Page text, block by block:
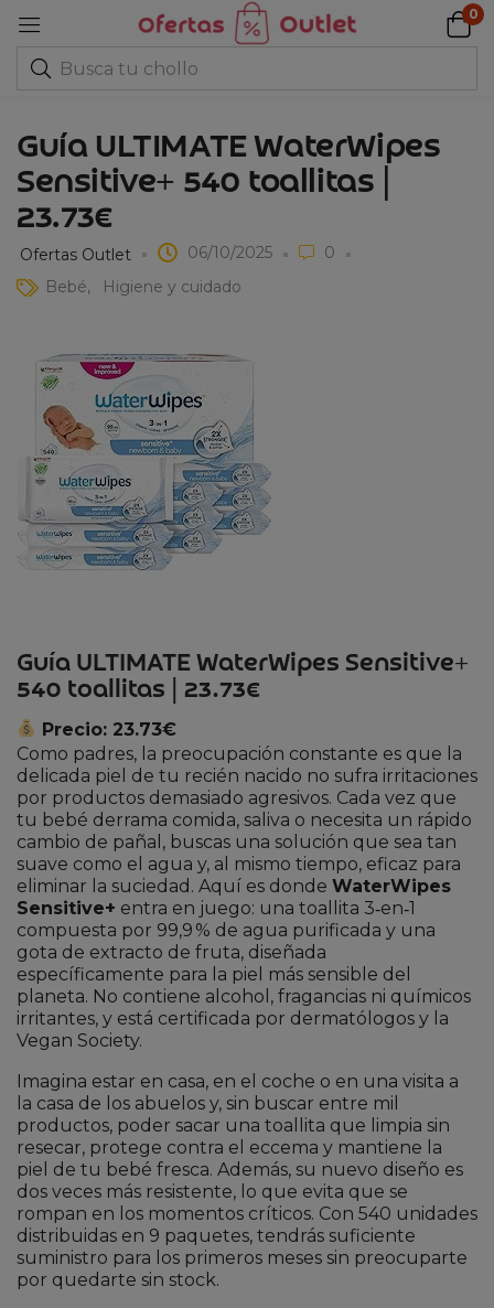
0
Guía ULTIMATE WaterWipes
Sensitive+ 540 toallitas |
23.73€
Ofertas Outlet 06/10/2025
0
Bebé
Higiene y cuidado
Guía ULTIMATE WaterWipes Sensitive+
540 toallitas | 23.73€
Precio: 23.73€
Como padres, la preocupación constante es que la
delicada piel de tu recién nacido no sufra irritaciones
por productos demasiado agresivos. Cada vez que
tu bebé derrama comida, saliva o necesita un rápido
cambio de pañal, buscas una solución que sea tan
suave como el agua y, al mismo tiempo, eficaz para
eliminar la suciedad. Aquí es donde WaterWipes
Sensitive+ entra en juego: una toallita 3‑en‑1
compuesta por 99,9 % de agua purificada y una
gota de extracto de fruta, diseñada
específicamente para la piel más sensible del
planeta. No contiene alcohol, fragancias ni químicos
irritantes, y está certificada por dermatólogos y la
Vegan Society.
Imagina estar en casa, en el coche o en una visita a
la casa de los abuelos y, sin buscar entre mil
productos, poder sacar una toallita que limpia sin
resecar, protege contra el eccema y mantiene la
piel de tu bebé fresca. Además, su nuevo diseño es
dos veces más resistente, lo que evita que se
rompan en los momentos críticos. Con 540 unidades
distribuidas en 9 paquetes, tendrás suficiente
suministro para los primeros meses sin preocuparte
por quedarte sin stock.